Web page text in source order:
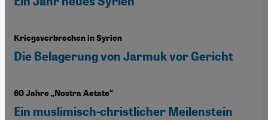
Kriegsverbrechen in Syrien
Die Belagerung von Jarmuk vor Gericht
60 Jahre „Nostra Aetate“
Ein muslimisch-christlicher Meilenstein